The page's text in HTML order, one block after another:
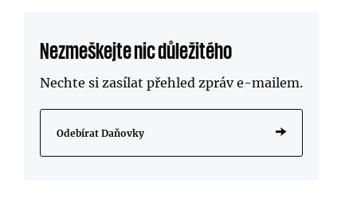
Nezmeškejte nic důležitého
Nechte si zasílat přehled zpráve-mailem.
Odebírat Daňovky